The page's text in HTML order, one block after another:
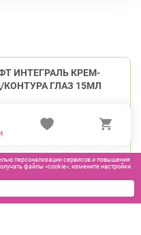
ИНТЕГРАЛЬ КРЕМ-
ГЛАЗ 15МЛ
персонализации сервисов и повышения
файлы «cookie», измените настройки